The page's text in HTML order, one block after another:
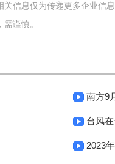
信息仅为传递更多企业信
谨慎。
南方9
台风
2023